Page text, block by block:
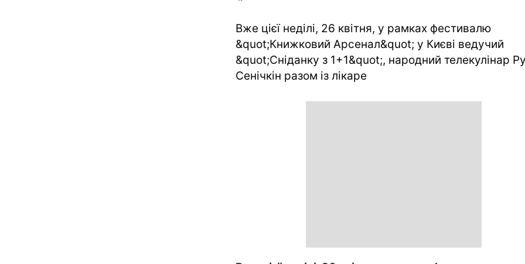
Вже цієї неділі, 26 квітня, у рамках фестивалю
&quot;Книжковий Арсенал&quot; у Києві ведучий
&quot;Сніданку з 1+1&quot;, народний телекулінар
Сенічкін разом із лікаре